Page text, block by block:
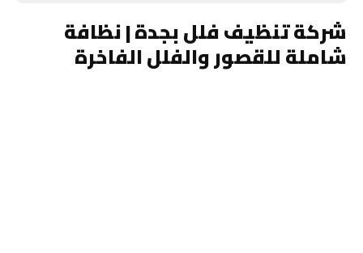
شركة تنظيف فلل بجدة | نظافة
شاملة للقصور والفلل الفاخرة